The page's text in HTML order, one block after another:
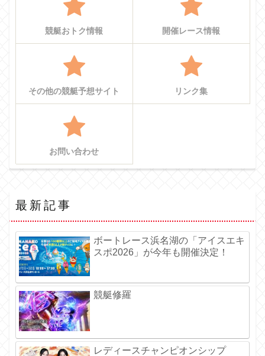
競艇おトク情報 開催レース情報
その他の競艇予想サイト リンク集
お問い合わせ
最新記事
ボートレース浜名湖の「アイスエキ
スポ2026」が今年も開催決定！
競艇修羅
レディースチャンピオンシップ